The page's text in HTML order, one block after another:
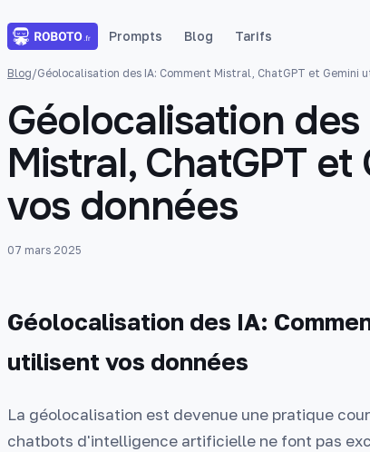
Prompts Blog Tarifs
Blog/Géolocalisation des IA: Comment Mistral, ChatGPT et Gemini
Géolocalisation
Mistral, ChatGPT
vos données
07 mars 2025
Géolocalisation des IA:
utilisent vos données
La géolocalisation est devenue une pratique
chatbots d'intelligence artificielle ne font pas